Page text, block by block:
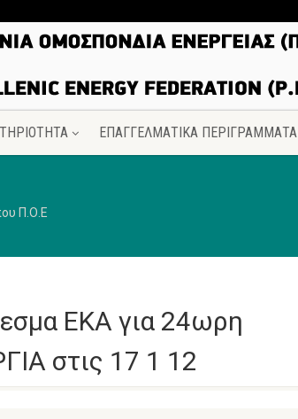
ΕΠΑΓΓΕΛΜΑΤΙΚΑ ΠΕΡΙΓΡΑΜΜΑΤΑ
Π.Ο.Ε
ΕΚΑ για 24ωρη
στις 17 1 12